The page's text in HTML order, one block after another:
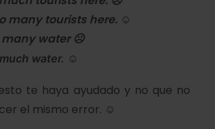
many tourists here. ☺
manywater ☹
much water. ☺
te haya ayudado y no que no
el mismo error. ☺